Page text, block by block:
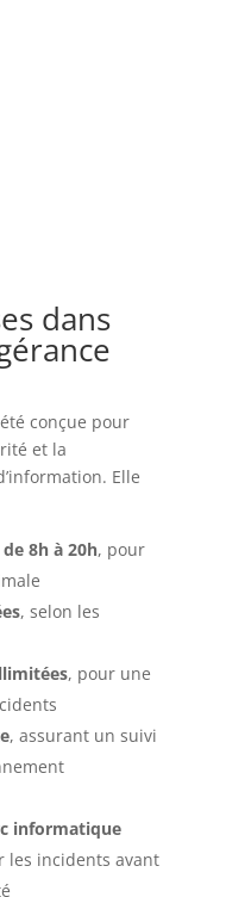
dans
conçue pour
et la
Elle
8h à 20h, pour
, selon les
, pour une
, assurant un suivi
informatique
les incidents avant